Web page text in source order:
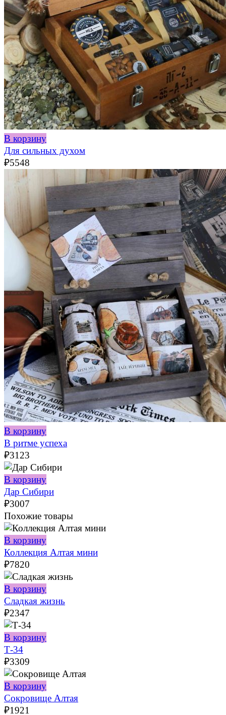
В корзину
Для сильных духом
₽5548
В корзину
В ритме успеха
₽3123
В корзину
Дар Сибири
₽3007
Похожие товары
В корзину
Коллекция Алтая мини
₽7820
В корзину
Сладкая жизнь
₽2347
В корзину
Т-34
₽3309
В корзину
Сокровище Алтая
₽1921